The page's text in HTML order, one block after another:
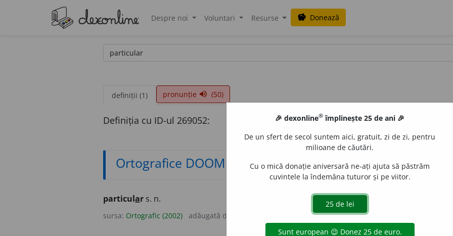
Despre noi Voluntari Resurse savings Donează
definiții (1) pronunție volume_up (50)
Definiția cu ID-ul 269052:
Ortografice DOOM
particular s. n.
sursa: Ortografic (2002) adăugată de
🎉 dexonline® împlinește 25 de ani 🎉
De un sfert de secol suntem aici, gratuit, zi de zi, pentru
milioane de căutări.
Cu o mică donație aniversară ne-ați ajuta să păstrăm
cuvintele la îndemâna tuturor și pe viitor.